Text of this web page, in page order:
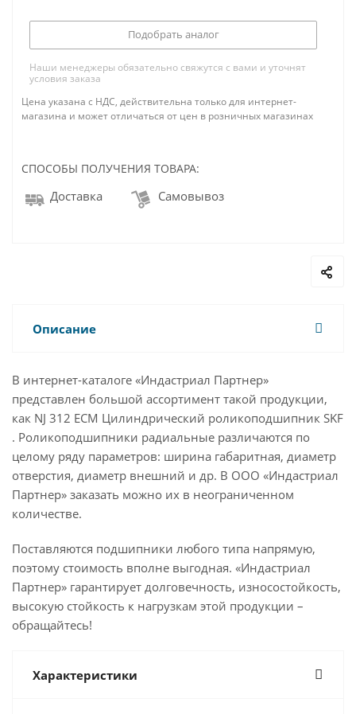
Подобрать аналог
Наши менеджеры обязательно свяжутся с вами и уточнят
условия заказа
Цена указана с НДС, действительна только для интернет-
магазина и может отличаться от цен в розничных магазинах
СПОСОБЫ ПОЛУЧЕНИЯ ТОВАРА:
Доставка Самовывоз
Описание
В интернет-каталоге «Индастриал Партнер»
представлен большой ассортимент такой продукции,
как NJ 312 ECM Цилиндрический роликоподшипник SKF
. Роликоподшипники радиальные различаются по
целому ряду параметров: ширина габаритная, диаметр
отверстия, диаметр внешний и др. В ООО «Индастриал
Партнер» заказать можно их в неограниченном
количестве.
Поставляются подшипники любого типа напрямую,
поэтому стоимость вполне выгодная. «Индастриал
Партнер» гарантирует долговечность, износостойкость,
высокую стойкость к нагрузкам этой продукции –
обращайтесь!
Характеристики